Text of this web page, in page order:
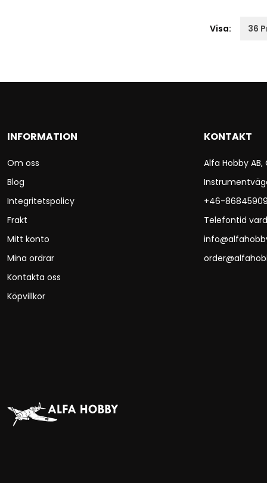
Visa:
INFORMATION
Om oss
Blog
Integritetspolicy
Frakt
Mitt konto
Mina ordrar
Kontakta oss
Köpvillkor
KONTAKT
Alfa Hobby
+46-
Telefontid